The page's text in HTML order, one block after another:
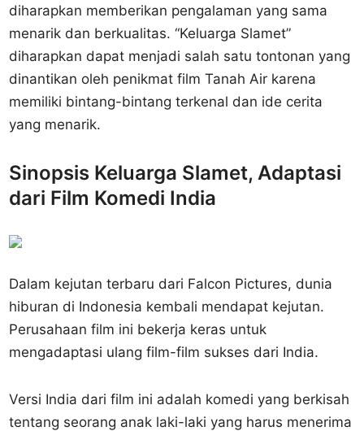
diharapkan memberikan pengalaman yang sama
menarik dan berkualitas. “Keluarga Slamet”
diharapkan dapat menjadi salah satu tontonan yang
dinantikan oleh penikmat film Tanah Air karena
memiliki bintang-bintang terkenal dan ide cerita
yang menarik.
Sinopsis Keluarga Slamet, Adaptasi
dari Film Komedi India
Dalam kejutan terbaru dari Falcon Pictures, dunia
hiburan di Indonesia kembali mendapat kejutan.
Perusahaan film ini bekerja keras untuk
mengadaptasi ulang film-film sukses dari India.
Versi India dari film ini adalah komedi yang berkisah
tentang seorang anak laki-laki yang harus menerima